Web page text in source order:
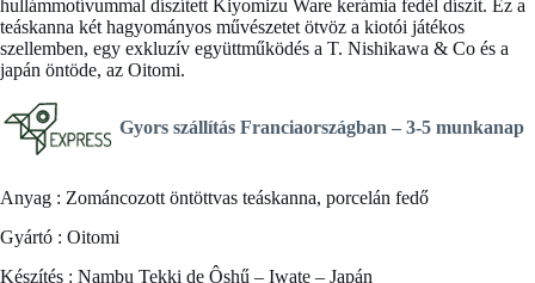
hullámmotívummal díszített Kiyomizu Ware kerámia fedél díszít. Ez a
teáskanna két hagyományos művészetet ötvöz a kiotói játékos
szellemben, egy exkluzív együttműködés a T. Nishikawa & Co és a
japán öntöde, az Oitomi.
Gyors szállítás Franciaországban – 3-5 munkanap
Anyag : Zománcozott öntöttvas teáskanna, porcelán fedő
Gyártó : Oitomi
Készítés : Nambu Tekki de Ôshű – Iwate – Japán